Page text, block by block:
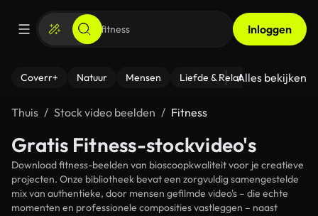
Inloggen
Coverr+ Natuur Mensen Liefde & Relaties - Fitness
Alles bekijken
Thuis Stock video beelden Fitness
Gratis Fitness-stockvideo's
Download fitness-beelden van bioscoopkwaliteit voor je creatieve
projecten. Onze bibliotheek bevat een zorgvuldig samengestelde
mix van authentieke, door mensen gefilmde video's – die echte
momenten en professionele composities vastleggen – naast